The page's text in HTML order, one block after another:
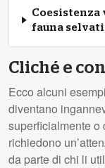
Coesistenza
fauna
Cliché e
Ecco alcuni
diventano
superficialmente o
richiedono
da parte di chi li